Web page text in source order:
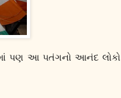
પણ આ પતંગનો આનંદ લોકો